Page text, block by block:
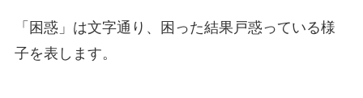
「困惑」は文字通り、困った結果戸惑っている様
子を表します。